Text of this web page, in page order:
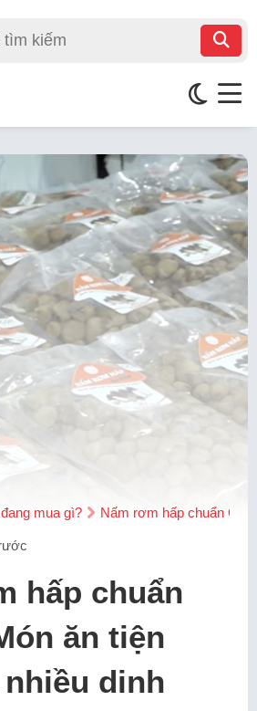
mua gì? Nấm rơm hấp chuẩn
hấp chuẩn
ăn tiện
dinh